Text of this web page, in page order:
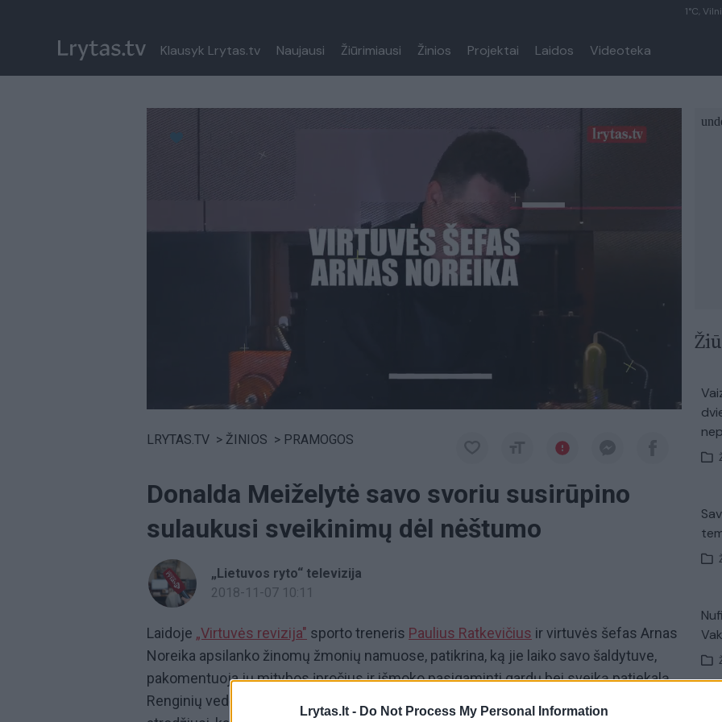
Lrytas.lt - Do Not Process My Personal Information
1°C,
Klausyk Lrytas.tv Naujausi Žiūrimiausi Žinios Projektai Laidos Videoteka
LRYTAS.TV > ŽINIOS > PRAMOGOS
Donalda Meiželytė savo svoriu susirūpino
sulaukusi sveikinimų dėl nėštumo
„Lietuvos ryto“ televizija
2018-11-07 10:11
Laidoje „Virtuvės revizija" sporto treneris Paulius Ratkevičius ir virtuvės šefas Arnas
Noreika apsilanko žinomų žmonių namuose, patikrina, ką jie laiko savo šaldytuve,
pakomentuoja jų mitybos įpročius ir išmoko pasigaminti gardų bei sveiką patiekalą.
Renginių vedėja, dainininkė ir politikė